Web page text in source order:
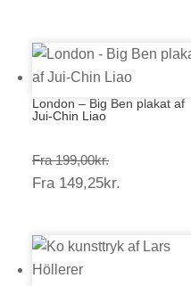
London – Big Ben plakat af
Jui-Chin Liao
Fra 199,00kr.Prisinterval:
199,00kr.
Fra 149,25kr.